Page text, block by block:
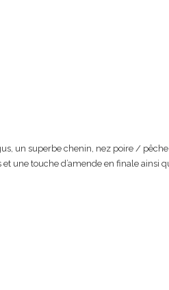
un superbe chenin, nez poire /
une touche d’amende en finale ainsi